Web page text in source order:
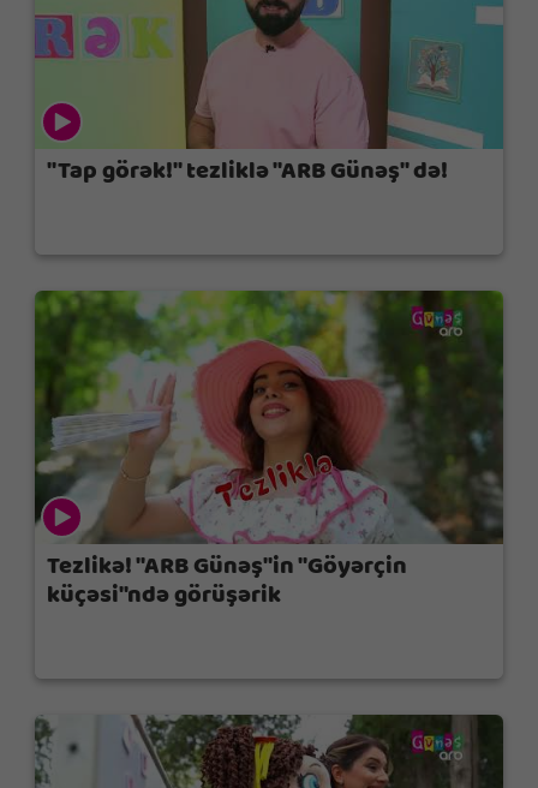
"Tap görək!" tezliklə "ARB Günəş" də!
Tezlikə! "ARB Günəş"in "Göyərçin
küçəsi"ndə görüşərik